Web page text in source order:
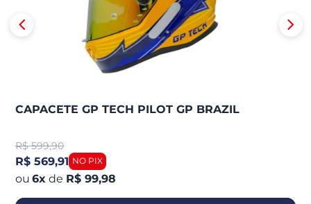
CAPACETE GP TECH PILOT GP BRAZIL
R$ 599,90
R$ 569,91
6x de R$ 99,98